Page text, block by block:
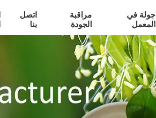
جولة في
المعمل
مراقبة
الجودة
اتصل
بنا